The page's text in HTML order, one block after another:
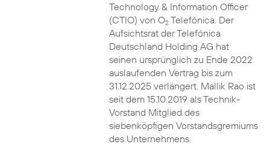
Technology & Information Officer
(CTIO) von O2Telefónica. Der
Aufsichtsrat der Telefónica
Deutschland Holding AG hat
seinen ursprünglich zu Ende 2022
auslaufenden Vertrag bis zum
31.12.2025 verlängert. Mallik Rao ist
seit dem 15.10.2019 als Technik-
Vorstand Mitglied des
siebenköpfigen Vorstandsgremiums
des Unternehmens.